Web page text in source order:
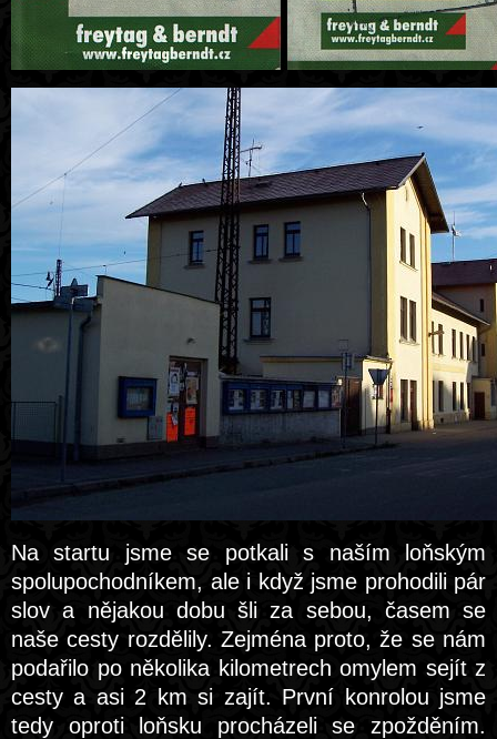
Na startu jsme se potkali s naším loňským
spolupochodníkem, ale i když jsme prohodili pár
slov a nějakou dobu šli za sebou, časem se
naše cesty rozdělily. Zejména proto, že se nám
podařilo po několika kilometrech omylem sejít z
cesty a asi 2 km si zajít. První konrolou jsme
tedy oproti loňsku procházeli se zpožděním.